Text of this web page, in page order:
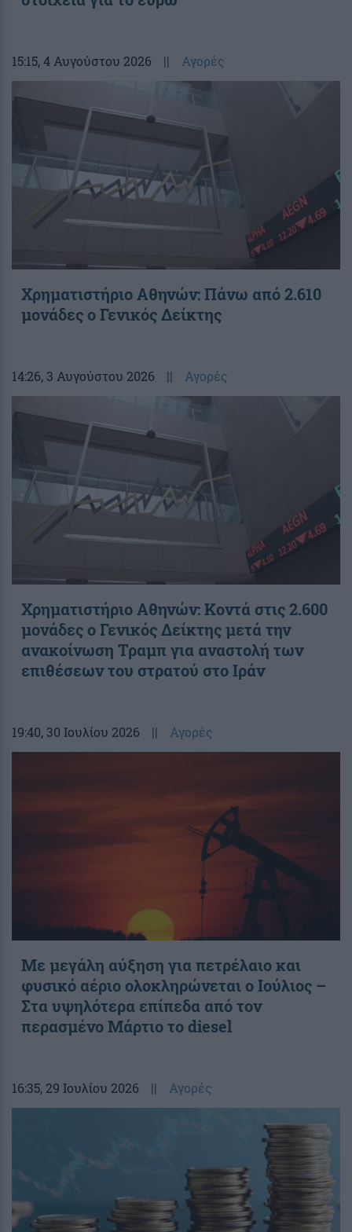
15:15, 4 Αυγούστου 2026 || Αγορές
Χρηματιστήριο Αθηνών: Πάνω από 2.610
μονάδες ο Γενικός Δείκτης
14:26, 3 Αυγούστου 2026 || Αγορές
Χρηματιστήριο Αθηνών: Κοντά στις 2.600
μονάδες ο Γενικός Δείκτης μετά την
ανακοίνωση Τραμπ για αναστολή των
επιθέσεων του στρατού στο Ιράν
19:40, 30 Ιουλίου 2026 || Αγορές
Με μεγάλη αύξηση για πετρέλαιο και
φυσικό αέριο ολοκληρώνεται ο Ιούλιος –
Στα υψηλότερα επίπεδα από τον
περασμένο Μάρτιο το diesel
16:35, 29 Ιουλίου 2026 || Αγορές